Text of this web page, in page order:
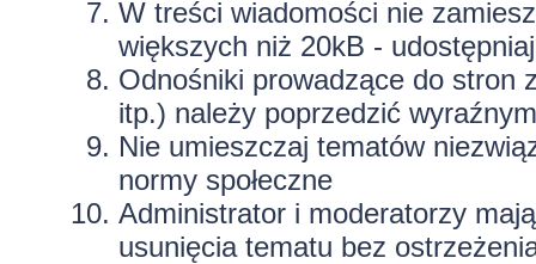
W treści wiadomości nie
większych niż 20kB -
Odnośniki prowadzące do stron
itp.) należy poprzedzić
Nie umieszczaj tematów
normy społeczne
Administrator i moderatorzy
usunięcia tematu bez